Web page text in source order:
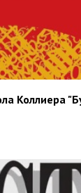
Коллиера